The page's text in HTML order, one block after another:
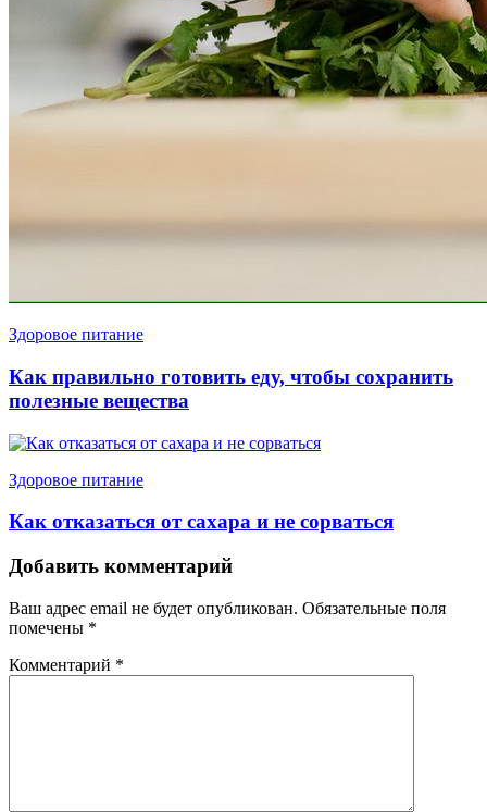
Здоровое питание
Как правильно готовить еду, чтобы сохранить
полезные вещества
Здоровое питание
Как отказаться от сахара и не сорваться
Добавить комментарий
Ваш адрес email не будет опубликован. Обязательные поля
помечены *
Комментарий *